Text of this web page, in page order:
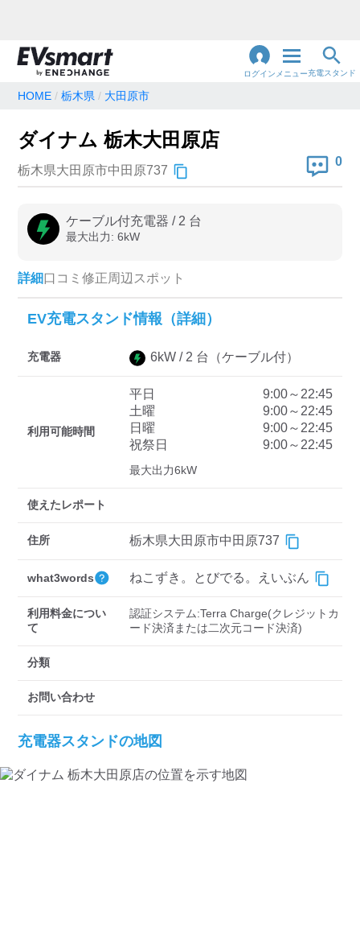
ログイン メニュー充電スタンド
地名・観光スポット・住所で検索
充電器の種類
急速充電器のみ表示
高速道路上のみ表示
認証システム
EV充電エネチェンジ e-Mobility Power
三菱ディーラーを表示
日産ディーラーを表示
トヨタディーラーを表
充電器の出力
車種
HOME 栃木県 大田原市
ダイナム 栃木大田原店
栃木県大田原市中田原737
0
ケーブル付充電器 / 2 台
最大出力: 6kW
詳細口コミ 修正周辺スポット
EV充電スタンド情報（詳細）
充電器 6kW / 2 台 （ケーブル付）
利用可能時間
平日
9:00～22:45
土曜
9:00～22:45
日曜
9:00～22:45
祝祭日
9:00～22:45
最大出力6kW
使えたレポート
住所 栃木県大田原市中田原737
what3words ねこずき。とびでる。えいぶん
利用料金につい
て
認証システム:Terra Charge(クレジットカ
ード決済または二次元コード決済)
分類
お問い合わせ
充電器スタンドの地図